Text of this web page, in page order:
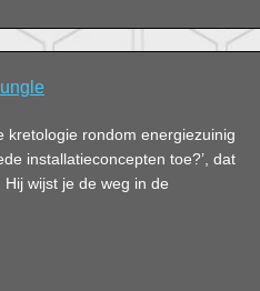
kretologie rondom energiezuinig
installatieconcepten toe?’, dat
wijst je de weg in de